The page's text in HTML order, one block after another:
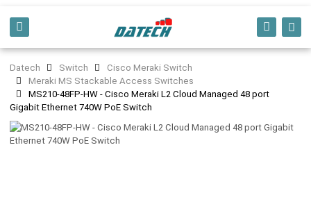
Datech Switch
Cisco Meraki Switch
Meraki MS Stackable Access Switches
MS210-48FP-HW - Cisco Meraki L2 Cloud Managed 48 port
Gigabit Ethernet 740W PoE Switch